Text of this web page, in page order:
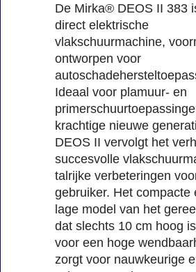
De Mirka® DEOS II 383
direct elektrische
vlakschuurmachine,
ontworpen voor
Ideaal voor plamuur- en
krachtige nieuwe
DEOS II vervolgt het
succesvolle
talrijke verbeteringen
gebruiker. Het compacte
lage model van het
dat slechts 10 cm hoog
voor een hoge
zorgt voor nauwkeurige